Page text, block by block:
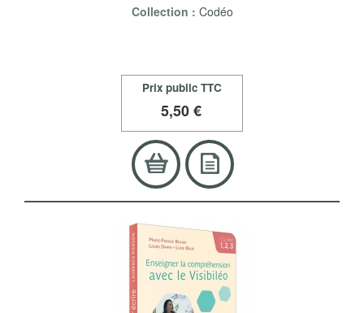
Collection : Codéo
Prix public TTC
5,50 €